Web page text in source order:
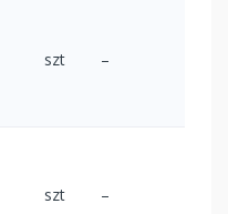
szt –
szt –